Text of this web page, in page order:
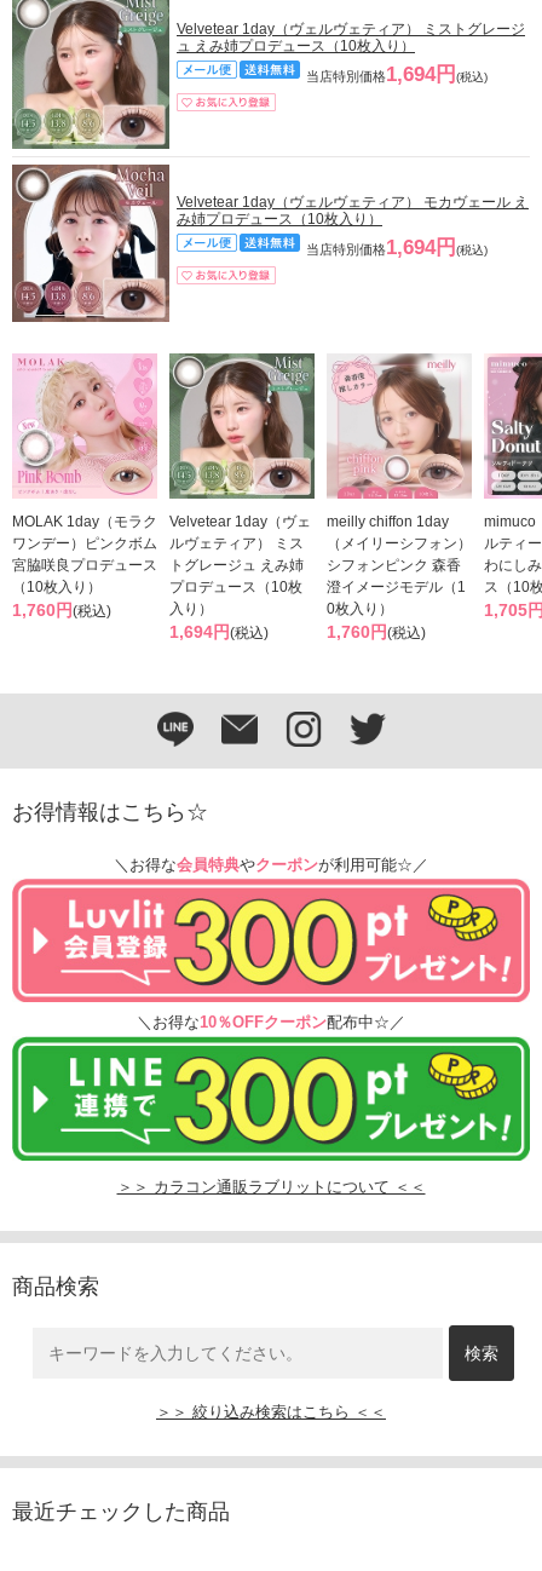
Velvetear 1day（ヴェルヴェティア） ミストグレージ
ュ えみ姉プロデュース（10枚入り）
当店特別価格1,694円 (税込)
Velvetear 1day（ヴェルヴェティア） モカヴェール え
み姉プロデュース（10枚入り）
当店特別価格1,694円 (税込)
MOLAK 1day（モラク
ワンデー）ピンクボム
宮脇咲良プロデュース
（10枚入り）
1,760円(税込)
Velvetear 1day（ヴェ
ルヴェティア） ミス
トグレージュ えみ姉
プロデュース（10枚
入り）
1,694円(税込)
meilly chiffon 1day
（メイリーシフォン）
シフォンピンク 森香
澄イメージモデル（1
0枚入り）
1,760円(税込)
mimuco
ルティ
わにし
ス（10
1,705
お得情報はこちら☆
＼お得な会員特典やクーポンが利用可能☆／
＼お得な10％OFFクーポン配布中☆／
＞＞ カラコン通販ラブリットについて ＜＜
商品検索
＞＞ 絞り込み検索はこちら ＜＜
最近チェックした商品